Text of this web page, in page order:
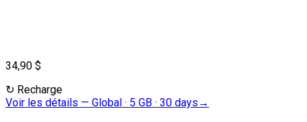
34,90 $
↻ Recharge
Voir les détails — Global · 5 GB · 30 days →